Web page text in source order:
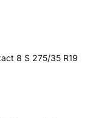
8 S 275/35 R19